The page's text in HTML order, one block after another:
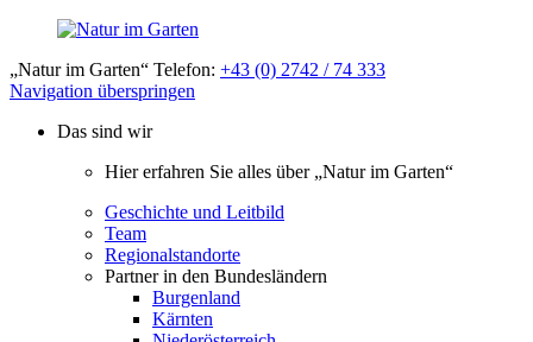
„Natur im Garten“ Telefon: +43 (0) 2742 / 74 333
Navigation überspringen
Das sind wir
Hier erfahren Sie alles über „Natur im Garten“
Geschichte und Leitbild
Team
Regionalstandorte
Partner in den Bundesländern
Burgenland
Kärnten